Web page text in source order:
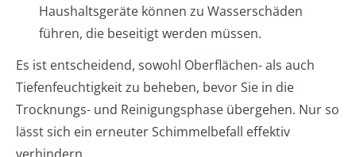
Haushaltsgeräte können zu Wasserschäden
führen, die beseitigt werden müssen.
Es ist entscheidend, sowohl Oberflächen- als auch
Tiefenfeuchtigkeit zu beheben, bevor Sie in die
Trocknungs- und Reinigungsphase übergehen. Nur so
lässt sich ein erneuter Schimmelbefall effektiv